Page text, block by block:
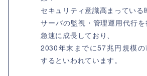
セキュリティ意識高まっている
サーバの監視・管理運用代行
急速に成長しており、
2030年末までに57兆円規模
するといわれています。